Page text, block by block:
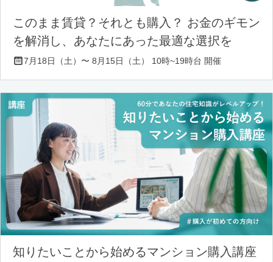
このまま賃貸？それとも購入？ お金のギモン
を解消し、あなたにあった最適な選択を
7月18日（土）〜 8月15日（土） 10時~19時台 開催
知りたいことから始めるマンション購入講座